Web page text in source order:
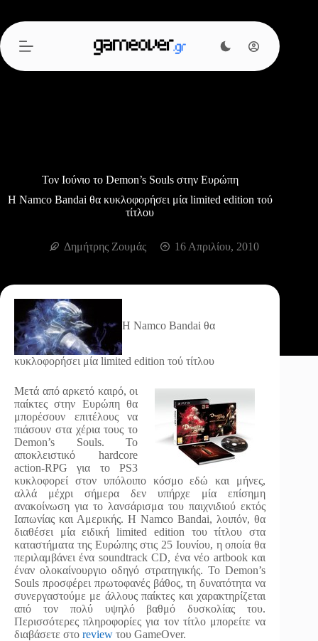
περιεχόμενο
Τον Ιούνιο το Demon’s Souls στην Ευρώπη
Η Namco Bandai θα κυκλοφορήσει μία limited edition τού
τίτλου
Δημήτρης Ζουμάς 16 Απριλίου, 2010
Η Namco Bandai θα
κυκλοφορήσει μία limited edition τού τίτλου
Μετά από αρκετό καιρό, οι
παίκτες στην Ευρώπη θα
μπορέσουν επιτέλους να
πιάσουν στα χέρια τους το
Demon’s Souls. Το
αποκλειστικό hardcore
action-RPG για το PS3
κυκλοφορεί στον υπόλοιπο κόσμο εδώ και μήνες,
αλλά μέχρι σήμερα δεν υπήρχε μία επίσημη
ανακοίνωση για το λανσάρισμα του παιχνιδιού εκτός
Ιαπωνίας και Αμερικής. Η Namco Bandai, λοιπόν, θα
διαθέσει μία ειδική limited edition του τίτλου στα
καταστήματα της Ευρώπης στις 25 Ιουνίου, η οποία θα
περιλαμβάνει ένα soundtrack CD, ένα νέο artbook και
έναν ολοκαίνουργιο οδηγό στρατηγικής. Το Demon’s
Souls προσφέρει πρωτοφανές βάθος, τη δυνατότητα να
συνεργαστούμε με άλλους παίκτες και χαρακτηρίζεται
από τον πολύ υψηλό βαθμό δυσκολίας του.
Περισσότερες πληροφορίες για τον τίτλο μπορείτε να
διαβάσετε στο review του GameOver.